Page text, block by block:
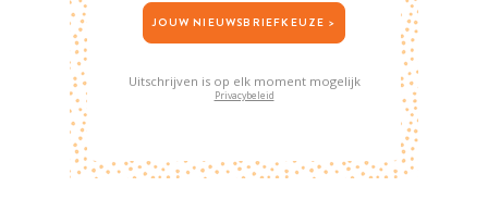
JOUW NIEUWSBRIEFKEUZE >
Uitschrijven is op elk moment mogelijk
Privacybeleid